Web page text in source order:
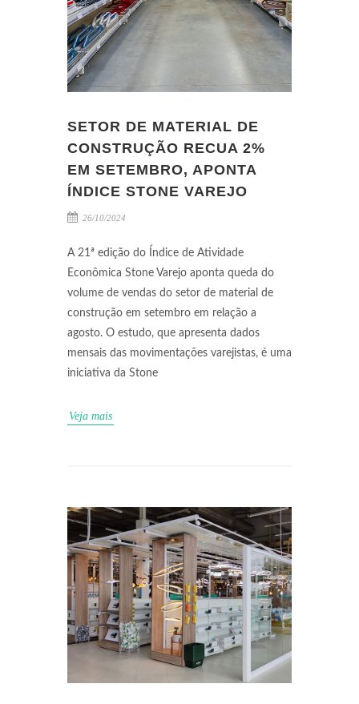
SETOR DE MATERIAL DE
CONSTRUÇÃO RECUA 2%
EM SETEMBRO, APONTA
ÍNDICE STONE VAREJO
26/10/2024
A 21ª edição do Índice de Atividade
Econômica Stone Varejo aponta queda do
volume de vendas do setor de material de
construção em setembro em relação a
agosto. O estudo, que apresenta dados
mensais das movimentações varejistas, é uma
iniciativa da Stone
Veja mais